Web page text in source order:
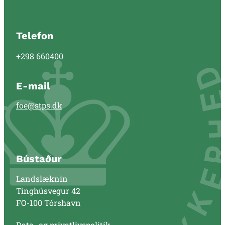
Telefon
+298 660400
E-mail
foe@stps.dk
Bústaður
Landslæknin
Tinghúsvegur 42
FO-100 Tórshavn